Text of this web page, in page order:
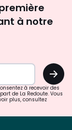
à notre
OK
à recevoir des
de La Redoute. Vous
plus, consultez